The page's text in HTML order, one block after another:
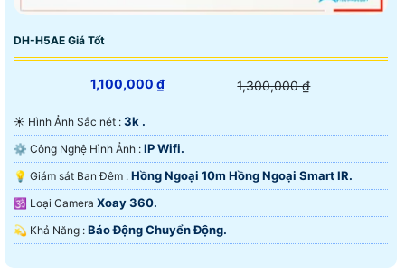
DH-H5AE Giá Tốt
1,100,000 ₫ 1,300,000 ₫
☀️ Hình Ảnh Sắc nét : 3k .
⚙ Công Nghệ Hình Ảnh : IP Wifi.
💡 Giám sát Ban Đêm : Hồng Ngoại 10m Hồng Ngoại Smart IR.
🕉️ Loại Camera Xoay 360.
️💫 Khả Năng : Báo Động Chuyển Động.